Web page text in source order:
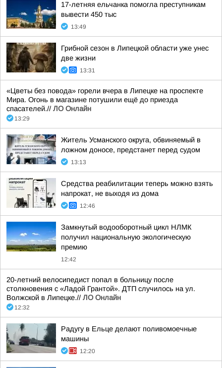
17-летняя ельчанка помогла преступникам
вывести 450 тыс
13:49
Грибной сезон в Липецкой области уже унес
две жизни
13:31
«Цветы без повода» горели вчера в Липецке на проспекте
Мира. Огонь в магазине потушили ещё до приезда
спасателей.// ЛО Онлайн
13:29
Житель Усманского округа, обвиняемый в
ложном доносе, предстанет перед судом
13:13
Средства реабилитации теперь можно взять
напрокат, не выходя из дома
12:46
Замкнутый водооборотный цикл НЛМК
получил национальную экологическую
премию
12:42
20-летний велосипедист попал в больницу после
столкновения с «Ладой Грантой». ДТП случилось на ул.
Волжской в Липецке.// ЛО Онлайн
12:32
Радугу в Ельце делают поливомоечные
машины
12:20